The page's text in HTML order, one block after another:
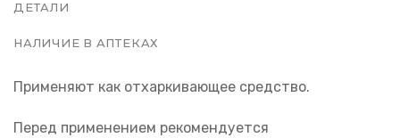
ДЕТАЛИ
НАЛИЧИЕ В АПТЕКАХ
Применяют как отхаркивающее средство.
Перед применением рекомендуется